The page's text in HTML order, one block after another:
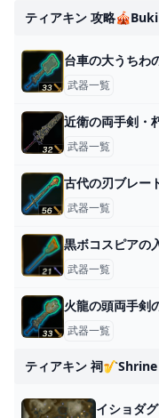
ティアキン 攻略🎪buki
台車の大うちわ
武器一覧
近衛の両手剣・
武器一覧
古代の刃ブレー
武器一覧
黒ボコスピアの
武器一覧
火龍の頭両手剣
武器一覧
ティアキン 祠🎷shrine
イショダ